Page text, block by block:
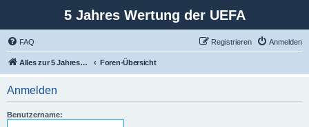
5 Jahres Wertung der UEFA
FAQ Anmelden
Registrieren
Alles zur 5 Jahreswertung / Tabelle der UEFA mit vielen Statistiken. Foren-Übersicht
Anmelden
Benutzername: